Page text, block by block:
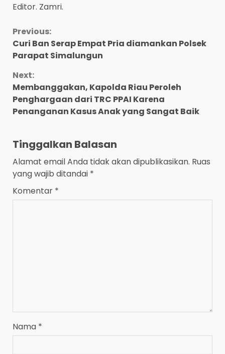
Editor. Zamri.
Continue
Reading
Previous:
Curi Ban Serap Empat Pria diamankan Polsek
Parapat Simalungun
Next:
Membanggakan, Kapolda Riau Peroleh
Penghargaan dari TRC PPAI Karena
Penanganan Kasus Anak yang Sangat Baik
Tinggalkan Balasan
Alamat email Anda tidak akan dipublikasikan. Ruas
yang wajib ditandai *
Komentar *
Nama *